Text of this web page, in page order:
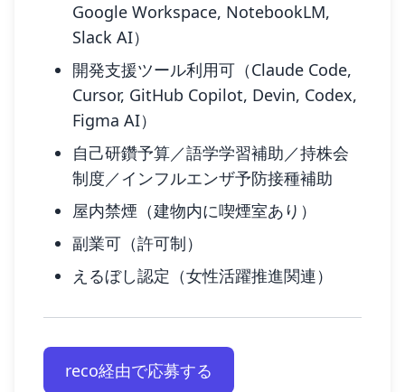
Google Workspace, NotebookLM,
Slack AI）
開発支援ツール利用可（Claude Code,
Cursor, GitHub Copilot, Devin, Codex,
Figma AI）
自己研鑽予算／語学学習補助／持株会
制度／インフルエンザ予防接種補助
屋内禁煙（建物内に喫煙室あり）
副業可（許可制）
えるぼし認定（女性活躍推進関連）
reco経由で応募する